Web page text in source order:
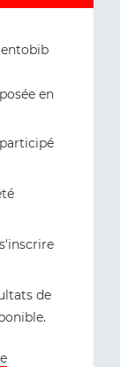
en
de